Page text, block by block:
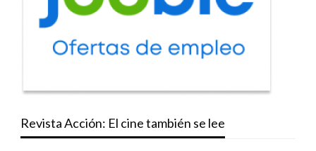
Revista Acción: El cine también se lee